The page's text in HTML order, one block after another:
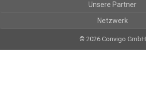
Unsere Partner
Netzwerk
© 2026 Convigo GmbH